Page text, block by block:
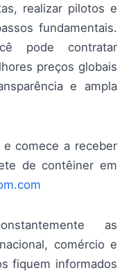
realizar pilotos e
fundamentais.
pode contratar
preços globais
e ampla
comece a receber
de contêiner em
as
comércio e
fiquem informados